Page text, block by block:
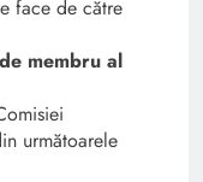
face de către
membru al
următoarele